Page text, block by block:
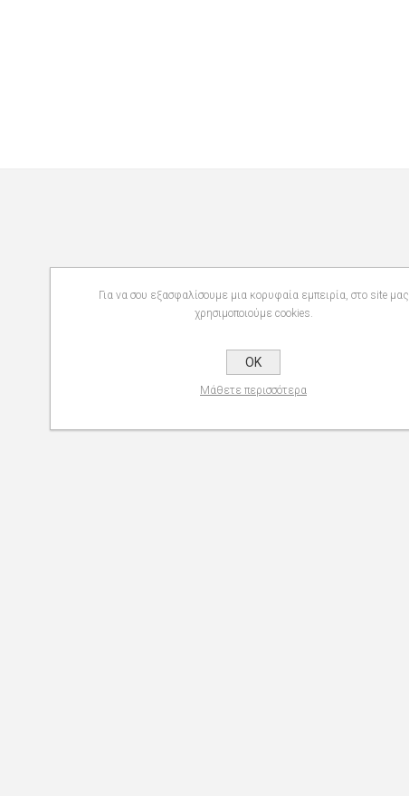
Για να σου εξασφαλίσουμε μια κορυφαία εμπειρία, στο site μας
χρησιμοποιούμε cookies.
OK
Μάθετε περισσότερα